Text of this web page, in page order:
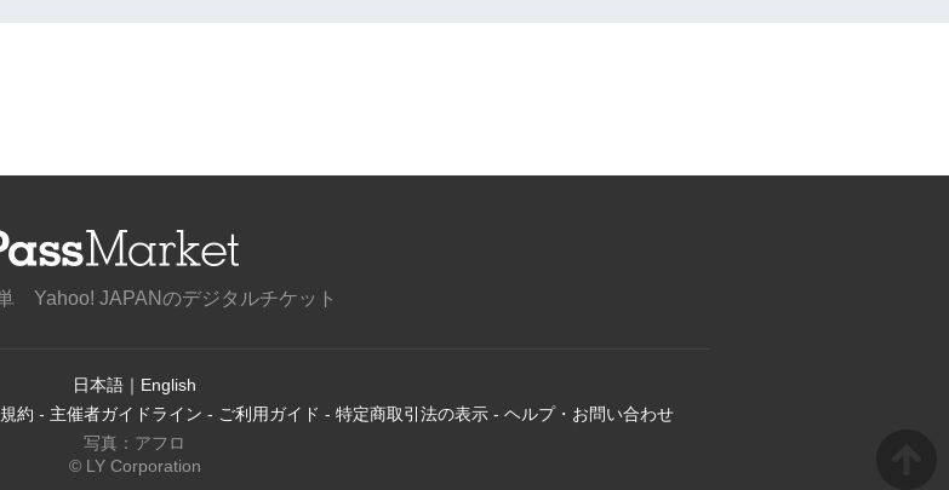
Yahoo! JAPANのデジタルチケット
日本語 ｜ English
約 - 主催者ガイドライン - ご利用ガイド - 特定商取引法の表示 - ヘルプ・お問い合わせ
写真：アフロ
© LY Corporation